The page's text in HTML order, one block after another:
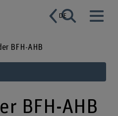
DE
BFH-AHB
BFH-AHB